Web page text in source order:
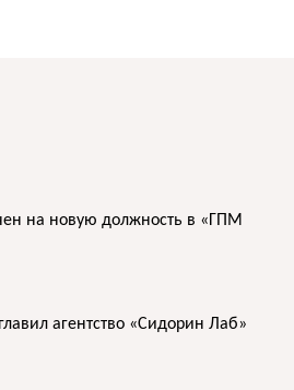
на новую должность в «ГПМ
агентство «Сидорин Лаб»